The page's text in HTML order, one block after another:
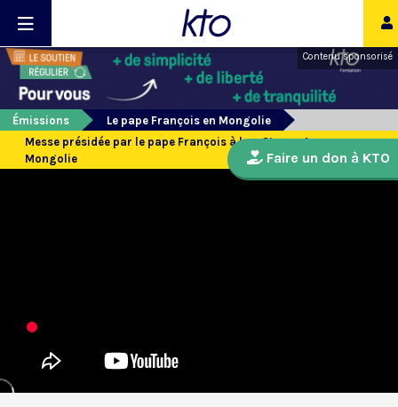
Contenu sponsorisé
Émissions
Le pape François en Mongolie
Messe présidée par le pape François à la « Steppe Arena » en
Mongolie
Faire un don à KTO